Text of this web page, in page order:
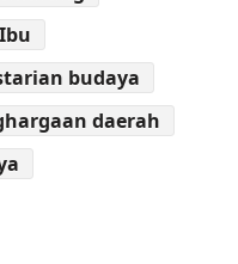
budaya
daerah